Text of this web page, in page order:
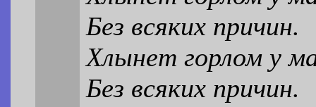
Без всяких причин.
Хлынет горлом у
Без всяких причин.